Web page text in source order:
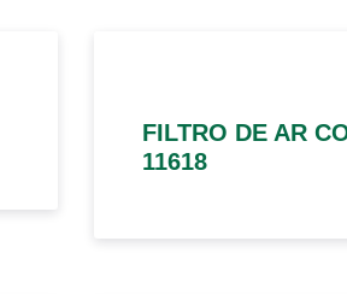
FILTRO DE AR
11618